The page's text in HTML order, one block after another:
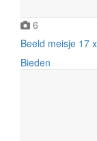
6
Beeld meisje 17
Bieden